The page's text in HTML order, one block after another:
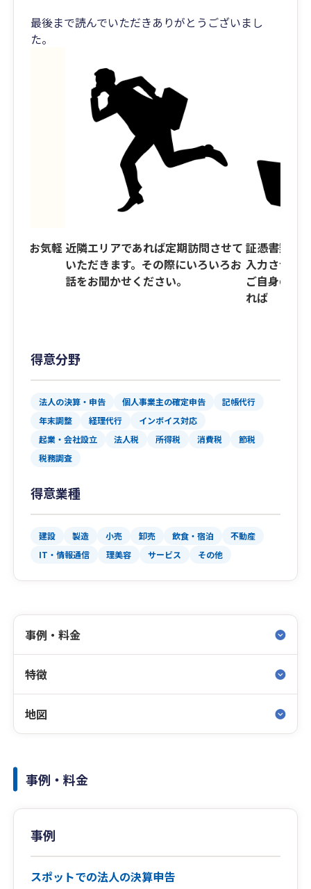
最後まで読んでいただきありがとうございまし
た。
ん。お気軽 近隣エリアであれば定期訪問させて
いただきます。その際にいろいろお
話をお聞かせください。
証憑書類を
入力させて
ご自身のお
れば
得意分野
法人の決算・申告 個人事業主の確定申告
記帳代行
年末調整
経理代行
インボイス対応
起業・会社設立
法人税 所得税 消費税
節税
税務調査
得意業種
建設 製造 小売 卸売 飲食・宿泊
不動産
IT・情報通信
理美容 サービス その他
事例・料金
特徴
地図
事例・料金
事例
スポットでの法人の決算申告